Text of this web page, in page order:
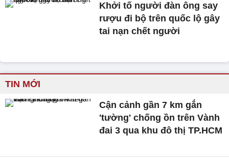
Khởi tố người đàn ông say
rượu đi bộ trên quốc lộ gây
tai nạn chết người
TIN MỚI
Cận cảnh gần 7 km gắn
'tường' chống ồn trên Vành
đai 3 qua khu đô thị TP.HCM